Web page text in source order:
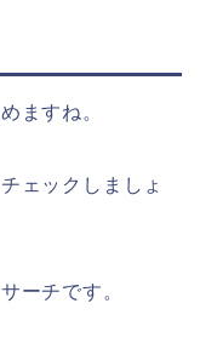
ますね。
ェックしましょ
ーチです。